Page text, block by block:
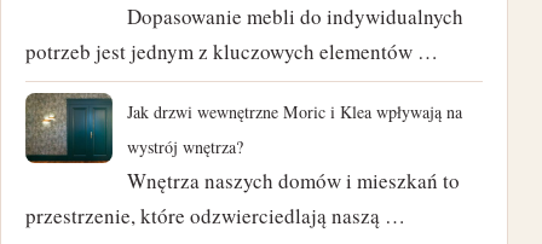
lipiec 2024
czerwiec 2024
Dopasowanie mebli do indywidualnych
potrzeb jest jednym z kluczowych elementów …
Jak drzwi wewnętrzne Moric i Klea wpływają na
wystrój wnętrza?
Wnętrza naszych domów i mieszkań to
przestrzenie, które odzwierciedlają naszą …